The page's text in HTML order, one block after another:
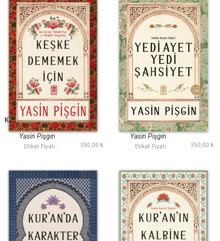
Keşke Dememek İçin
Yasin Pişgin
Etiket Fiyatı : 350,00 ₺
Yedi Ayet Yedi
Şahsiyet Fatiha
Suresi Tefsiri
Yasin Pişgin
Etiket Fiyatı : 350,00 ₺